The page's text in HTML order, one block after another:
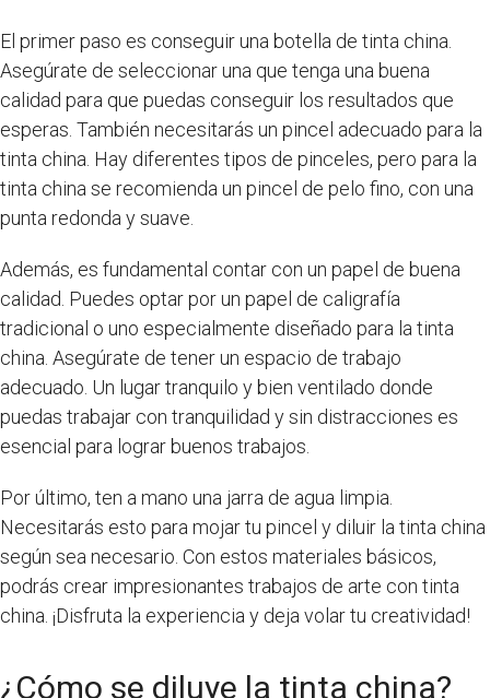
El primer paso es conseguir una botella de tinta china.
Asegúrate de seleccionar una que tenga una buena
calidad para que puedas conseguir los resultados que
esperas. También necesitarás un pincel adecuado para la
tinta china. Hay diferentes tipos de pinceles, pero para la
tinta china se recomienda un pincel de pelo fino, con una
punta redonda y suave.
Además, es fundamental contar con un papel de buena
calidad. Puedes optar por un papel de caligrafía
tradicional o uno especialmente diseñado para la tinta
china. Asegúrate de tener un espacio de trabajo
adecuado. Un lugar tranquilo y bien ventilado donde
puedas trabajar con tranquilidad y sin distracciones es
esencial para lograr buenos trabajos.
Por último, ten a mano una jarra de agua limpia.
Necesitarás esto para mojar tu pincel y diluir la tinta china
según sea necesario. Con estos materiales básicos,
podrás crear impresionantes trabajos de arte con tinta
china. ¡Disfruta la experiencia y deja volar tu creatividad!
¿Cómo se diluye la tinta china?